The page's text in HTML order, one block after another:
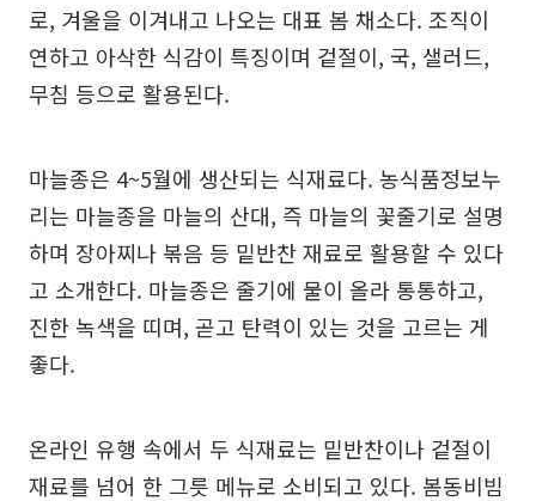
로, 겨울을 이겨내고 나오는 대표 봄 채소다. 조직이
연하고 아삭한 식감이 특징이며 겉절이, 국, 샐러드,
무침 등으로 활용된다.
마늘종은 4~5월에 생산되는 식재료다. 농식품정보누
리는 마늘종을 마늘의 산대, 즉 마늘의 꽃줄기로 설명
하며 장아찌나 볶음 등 밑반찬 재료로 활용할 수 있다
고 소개한다. 마늘종은 줄기에 물이 올라 통통하고,
진한 녹색을 띠며, 곧고 탄력이 있는 것을 고르는 게
좋다.
온라인 유행 속에서 두 식재료는 밑반찬이나 겉절이
재료를 넘어 한 그릇 메뉴로 소비되고 있다. 봄동비빔